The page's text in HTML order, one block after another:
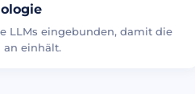
LLMs eingebunden, damit die
an einhält.